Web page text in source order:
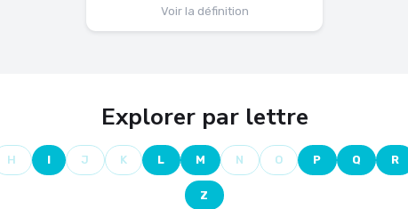
Voir la définition
Explorer par lettre
H I J K L M N O P Q R
Z